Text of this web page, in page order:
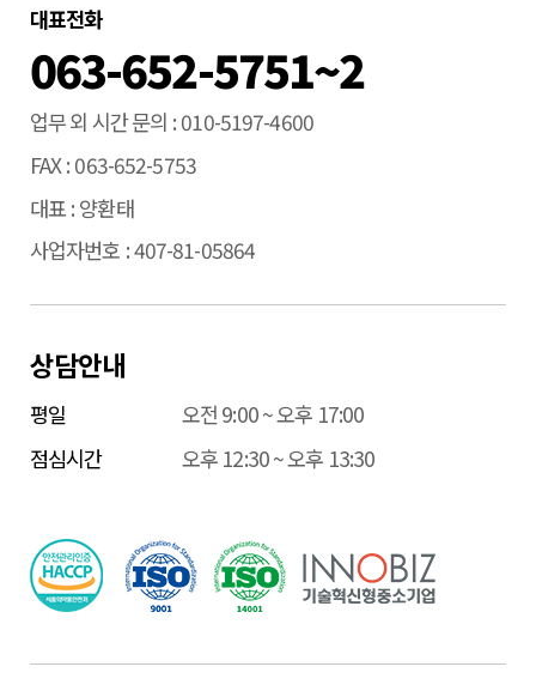
대표전화
063-652-5751~2
업무 외 시간 문의 010-5197-4600
FAX 063-652-5753
대표 양환태
사업자번호 407-81-05864
상담안내
평일
오전 9:00 ~ 오후 17:00
점심시간
오후 12:30 ~ 오후 13:30